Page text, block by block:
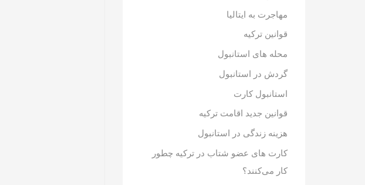
مهاجرت به ایتالیا
قوانین ترکیه
محله های استانبول
گردش در استانبول
استانبول کارت
قوانین جدید اقامت ترکیه
هزینه زندگی در استانبول
کارت های عضو شتاب در ترکیه چطور
کار می‌کنند؟